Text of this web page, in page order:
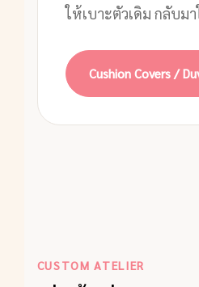
ให้เบาะตัวเดิม กลับม
Cushion Covers /
CUSTOM ATELIER